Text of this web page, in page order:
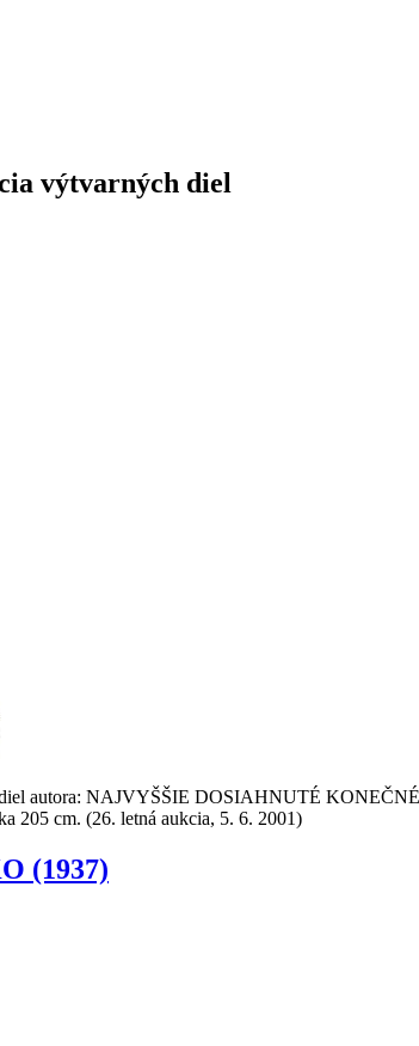
výtvarných diel
autora: NAJVYŠŠIE DOSIAHNUTÉ
205 cm. (26. letná aukcia, 5. 6. 2001)
(1937)